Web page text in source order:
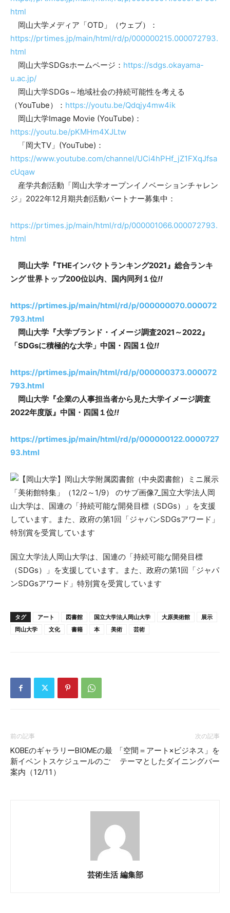
html
岡山大学メディア「OTD」（ウェブ）：
https://prtimes.jp/main/html/rd/p/000000215.000072793.
html
岡山大学SDGsホームページ： https://sdgs.okayama-
u.ac.jp/
岡山大学SDGs～地域社会の持続可能性を考える
（YouTube）： https://youtu.be/Qdqjy4mw4ik
岡山大学Image Movie (YouTube)：
https://youtu.be/pKMHm4XJLtw
「岡大TV」(YouTube)：
https://www.youtube.com/channel/UCi4hPHf_jZ1FXqJfsa
cUqaw
産学共創活動「岡山大学オープンイノベーションチャレン
ジ」2022年12月期共創活動パートナー募集中：
https://prtimes.jp/main/html/rd/p/000001066.000072793.
html
岡山大学『THEインパクトランキング2021』総合ランキ
ング 世界トップ200位以内、国内同列１位!!
https://prtimes.jp/main/html/rd/p/000000070.000072
793.html
岡山大学『大学ブランド・イメージ調査2021～2022』
「SDGsに積極的な大学」中国・四国１位!!
https://prtimes.jp/main/html/rd/p/000000373.000072
793.html
岡山大学『企業の人事担当者から見た大学イメージ調査
2022年度版』中国・四国１位!!
https://prtimes.jp/main/html/rd/p/000000122.0000727
93.html
国立大学法人岡山大学は、国連の「持続可能な開発目標
（SDGs）」を支援しています。また、政府の第1回「ジャパ
ンSDGsアワード」特別賞を受賞しています
タグ アート 図書館 国立大学法人岡山大学 大原美術館
展示
岡山大学
文化 書籍 本 美術 芸術
前の記事
KOBEのギャラリーBIOMEの最
新イベントスケジュールのご
案内（12/11）
次の記事
「空間＝アート×ビジネス」を
テーマとしたダイニングバー
芸術生活 編集部